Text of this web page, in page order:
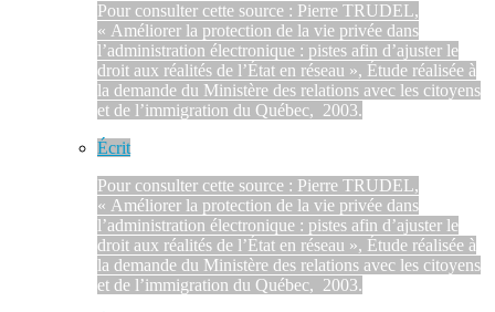
Pour consulter cette source : Pierre TRUDEL,
« Améliorer la protection de la vie privée dans
l’administration électronique : pistes afin d’ajuster le
droit aux réalités de l’État en réseau », Étude réalisée à
la demande du Ministère des relations avec les citoyens
et de l’immigration du Québec, 2003.
Écrit
Pour consulter cette source : Pierre TRUDEL,
« Améliorer la protection de la vie privée dans
l’administration électronique : pistes afin d’ajuster le
droit aux réalités de l’État en réseau », Étude réalisée à
la demande du Ministère des relations avec les citoyens
et de l’immigration du Québec, 2003.